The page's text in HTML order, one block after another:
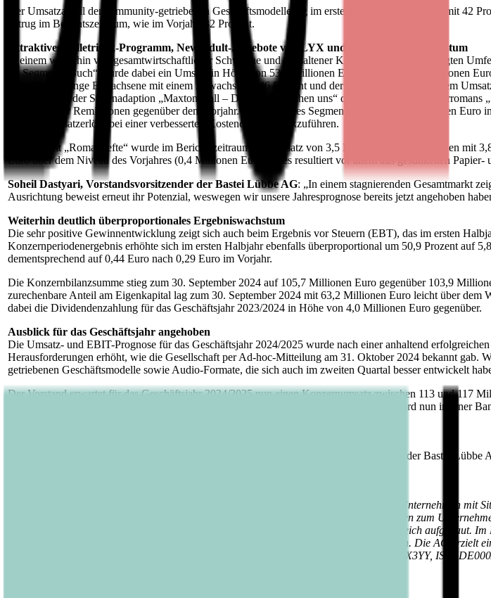
Der Umsatzanteil der community-getriebenen Geschäftsmodelle lag im ersten Halbjahr 2024/2025 mit 42
betrug im Berichtszeitraum, wie im Vorjahr, 32 Prozent.
Attraktives Belletristik-Programm, New Adult-Angebote von LYX und Audio treiben Wachstum
In einem weiterhin von gesamtwirtschaftlicher Schwäche und verhaltener Konsumstimmung geprägten
Im Segment „Buch“ wurde dabei ein Umsatz in Höhe von 53,0 Millionen Euro (Vorjahr: 47,2 Millionen
Angebot für junge Erwachsene mit einem Zuwachs von 46 Prozent und der Audio-Bereich mit einem
großen Erfolg der Serienadaption „Maxton Hall – Die Welt zwischen uns“ des SPIEGEL-
Rückgang der Remissionen gegenüber dem Vorjahr. Das EBIT des Segments stieg von 5,7 Millionen
höheren Umsatzerlöse bei einer verbesserten Kostenquote zurückzuführen.
Im Segment „Romanhefte“ wurde im Berichtszeitraum ein Umsatz von 3,5 Millionen Euro verglichen
Euro über dem Niveau des Vorjahres (0,4 Millionen Euro). Dies resultiert vor allem aus gesunkenen Papier-
Soheil Dastyari, Vorstandsvorsitzender der Bastei Lübbe AG: „In einem stagnierenden Gesamtmarkt
Ausrichtung beweist erneut ihr Potenzial, weswegen wir unsere Jahresprognose bereits jetzt angehoben
Weiterhin deutlich überproportionales Ergebniswachstum
Die sehr positive Gewinnentwicklung zeigt sich auch beim Ergebnis vor Steuern (EBT), das im ersten
Konzernperiodenergebnis erhöhte sich im ersten Halbjahr ebenfalls überproportional um 50,9 Prozent auf
dementsprechend auf 0,44 Euro nach 0,29 Euro im Vorjahr.
Die Konzernbilanzsumme stieg zum 30. September 2024 auf 105,7 Millionen Euro gegenüber 103,9
zurechenbare Anteil am Eigenkapital lag zum 30. September 2024 mit 63,2 Millionen Euro leicht über
dabei die Dividendenzahlung für das Geschäftsjahr 2023/2024 in Höhe von 4,0 Millionen Euro gegenüber.
Ausblick für das Geschäftsjahr angehoben
Die Umsatz- und EBIT-Prognose für das Geschäftsjahr 2024/2025 wurde nach einer anhaltend
Herausforderungen erhöht, wie die Gesellschaft per Ad-hoc-Mitteilung am 31. Oktober 2024 bekannt
getriebenen Geschäftsmodelle sowie Audio-Formate, die sich auch im zweiten Quartal besser entwickelt
Der Vorstand erwartet für das Geschäftsjahr 2024/2025 nun einen Konzernumsatz zwischen 113 und 117
kommunizierten Umsatzprognose von 111 bis 115 Millionen Euro. Das Konzern-EBIT wird nun in einer
Der Halbjahresfinanzbericht zu den ersten sechs Monaten des Geschäftsjahres 2024/2025 der Bastei Lübbe
Die Bastei Lübbe AG ist die führende unabhängige Verlagsgruppe in Deutschland. Das Unternehmen
Unterhaltung fokussiert sowie auf periodisch erscheinende Romanhefte. Insgesamt gehören zum
unter anderem mehrere stark wachsende community-getriebene Geschäftsmodelle erfolgreich
tausende Audio- und eBooks, die über alle digitalen Verwertungskanäle vertrieben werden. Die AG
des Unternehmens im Prime Standard der Frankfurter Wertpapierbörse notiert (WKN A1X3YY, ISIN